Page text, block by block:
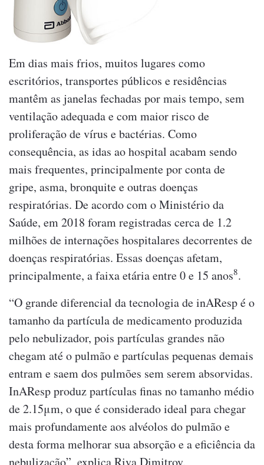
Em dias mais frios, muitos lugares como
escritórios, transportes públicos e residências
mantêm as janelas fechadas por mais tempo, sem
ventilação adequada e com maior risco de
proliferação de vírus e bactérias. Como
consequência, as idas ao hospital acabam sendo
mais frequentes, principalmente por conta de
gripe, asma, bronquite e outras doenças
respiratórias. De acordo com o Ministério da
Saúde, em 2018 foram registradas cerca de 1.2
milhões de internações hospitalares decorrentes de
doenças respiratórias. Essas doenças afetam,
principalmente, a faixa etária entre 0 e 15 anos8.
“O grande diferencial da tecnologia de inAResp é o
tamanho da partícula de medicamento produzida
pelo nebulizador, pois partículas grandes não
chegam até o pulmão e partículas pequenas demais
entram e saem dos pulmões sem serem absorvidas.
InAResp produz partículas finas no tamanho médio
de 2.15μm, o que é considerado ideal para chegar
mais profundamente aos alvéolos do pulmão e
desta forma melhorar sua absorção e a eficiência da
nebulização”, explica Riva Dimitrov.